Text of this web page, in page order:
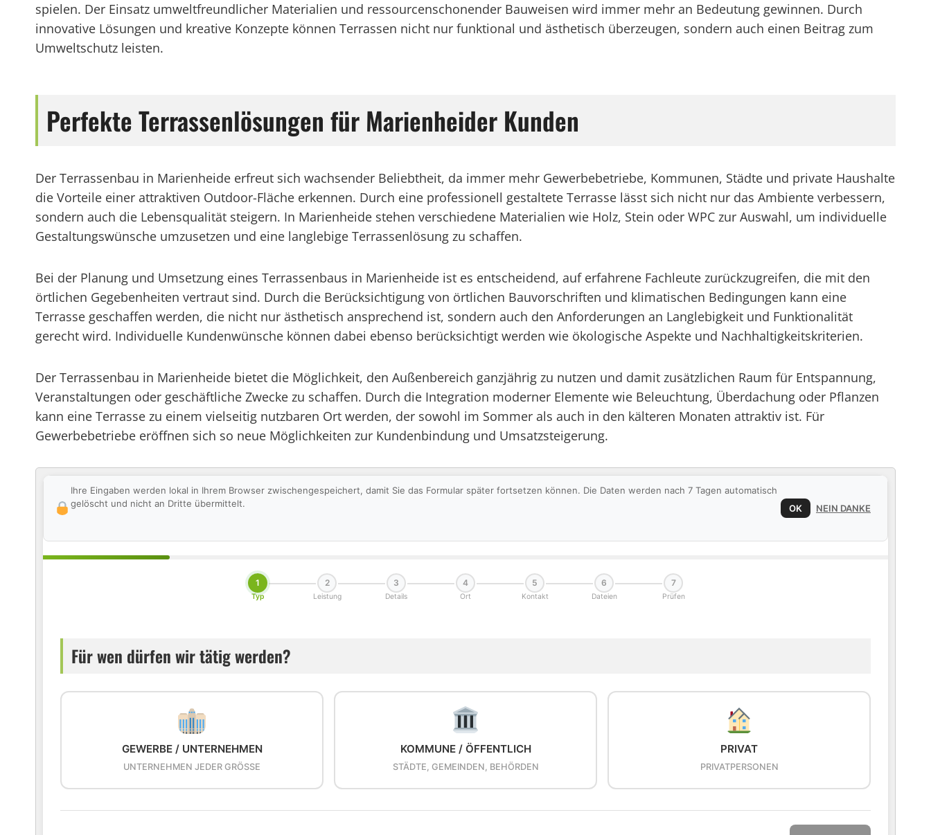
spielen. Der Einsatz umweltfreundlicher Materialien und ressourcenschonender Bauweisen wird immer mehr an Bedeutung gewinnen. Durch
innovative Lösungen und kreative Konzepte können Terrassen nicht nur funktional und ästhetisch überzeugen, sondern auch einen Beitrag zum
Umweltschutz leisten.
Perfekte Terrassenlösungen für Marienheider Kunden
Der Terrassenbau in Marienheide erfreut sich wachsender Beliebtheit, da immer mehr Gewerbebetriebe, Kommunen, Städte und private Haushalte
die Vorteile einer attraktiven Outdoor-Fläche erkennen. Durch eine professionell gestaltete Terrasse lässt sich nicht nur das Ambiente verbessern,
sondern auch die Lebensqualität steigern. In Marienheide stehen verschiedene Materialien wie Holz, Stein oder WPC zur Auswahl, um individuelle
Gestaltungswünsche umzusetzen und eine langlebige Terrassenlösung zu schaffen.
Bei der Planung und Umsetzung eines Terrassenbaus in Marienheide ist es entscheidend, auf erfahrene Fachleute zurückzugreifen, die mit den
örtlichen Gegebenheiten vertraut sind. Durch die Berücksichtigung von örtlichen Bauvorschriften und klimatischen Bedingungen kann eine
Terrasse geschaffen werden, die nicht nur ästhetisch ansprechend ist, sondern auch den Anforderungen an Langlebigkeit und Funktionalität
gerecht wird. Individuelle Kundenwünsche können dabei ebenso berücksichtigt werden wie ökologische Aspekte und Nachhaltigkeitskriterien.
Der Terrassenbau in Marienheide bietet die Möglichkeit, den Außenbereich ganzjährig zu nutzen und damit zusätzlichen Raum für Entspannung,
Veranstaltungen oder geschäftliche Zwecke zu schaffen. Durch die Integration moderner Elemente wie Beleuchtung, Überdachung oder Pflanzen
kann eine Terrasse zu einem vielseitig nutzbaren Ort werden, der sowohl im Sommer als auch in den kälteren Monaten attraktiv ist. Für
Gewerbebetriebe eröffnen sich so neue Möglichkeiten zur Kundenbindung und Umsatzsteigerung.
Ihre Eingaben werden lokal in Ihrem Browser zwischengespeichert, damit Sie das Formular später fortsetzen können. Die Daten werden nach 7 Tagen automatisch
gelöscht und nicht an Dritte übermittelt.
OK NEIN DANKE
1
Typ
2
Leistung
3
Details
4
Ort
5
Kontakt
6
Dateien
7
Prüfen
Für wen dürfen wir tätig werden?
GEWERBE / UNTERNEHMEN
UNTERNEHMEN JEDER GRÖSSE
KOMMUNE / ÖFFENTLICH
STÄDTE, GEMEINDEN, BEHÖRDEN
PRIVAT
PRIVATPERSONEN